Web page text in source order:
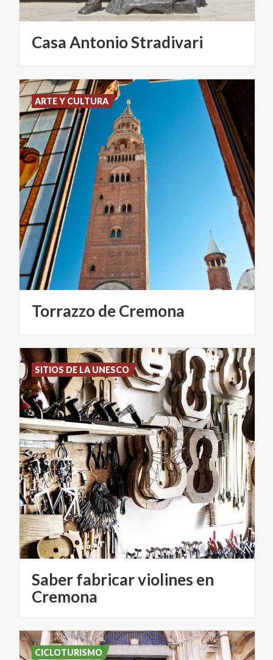
CasaAntonioStradivari
TorrazzodeCremona
ARTE Y CULTURA
Saber fabricar violines en
Cremona
SITIOS DE LA UNESCO
CICLOTURISMO